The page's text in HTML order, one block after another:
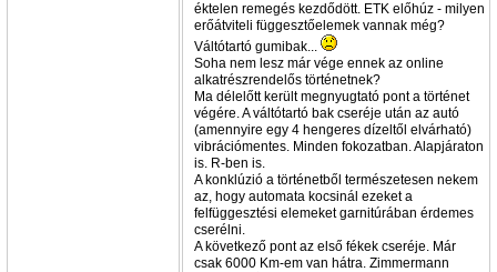
éktelen remegés kezdődött. ETK előhúz - milyen
erőátviteli függesztőelemek vannak még?
Váltótartó gumibak...
Soha nem lesz már vége ennek az online
alkatrészrendelős történetnek?
Ma délelőtt került megnyugtató pont a történet
végére. A váltótartó bak cseréje után az autó
(amennyire egy 4 hengeres dízeltől elvárható)
vibrációmentes. Minden fokozatban. Alapjáraton
is. R-ben is.
A konklúzió a történetből természetesen nekem
az, hogy automata kocsinál ezeket a
felfüggesztési elemeket garnitúrában érdemes
cserélni.
A következő pont az első fékek cseréje. Már
csak 6000 Km-em van hátra. Zimmermann